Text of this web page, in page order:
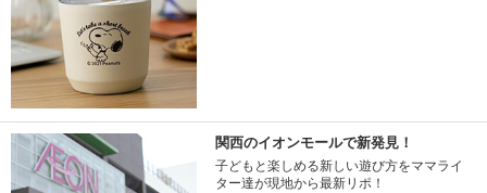
関西のイオンモールで新発見！
子どもと楽しめる新しい遊び方をママライ
ター達が現地から最新リポ！